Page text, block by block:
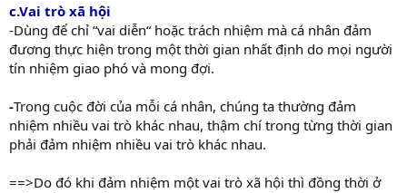
c.Vai trò xã hội
-Dùng để chỉ “vai diễn“ hoặc trách nhiệm mà cá nhân đảm
đương thực hiện trong một thời gian nhất định do mọi người
tín nhiệm giao phó và mong đợi.
-Trong cuộc đời của mỗi cá nhân, chúng ta thường đảm
nhiệm nhiều vai trò khác nhau, thậm chí trong từng thời gian
phải đảm nhiệm nhiều vai trò khác nhau.
==>Do đó khi đảm nhiệm một vai trò xã hội thì đồng thời ở